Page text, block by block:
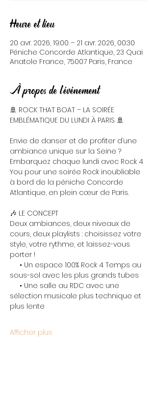
Heure et lieu
20 avr. 2026, 19:00 – 21 avr. 2026, 00:30
Péniche Concorde Atlantique, 23 Quai
Anatole France, 75007 Paris, France
À propos de l'événement
🚢 ROCK THAT BOAT – LA SOIRÉE
EMBLÉMATIQUE DU LUNDI À PARIS 🚢
Envie de danser et de profiter d’une
ambiance unique sur la Seine ?
Embarquez chaque lundi avec Rock 4
You pour une soirée Rock inoubliable
à bord de la péniche Concorde
Atlantique, en plein cœur de Paris.
🎶 LE CONCEPT
Deux ambiances, deux niveaux de
cours, deux playlists : choisissez votre
style, votre rythme, et laissez-vous
porter !
• Un espace 100% Rock 4 Temps au
sous-sol avec les plus grands tubes
• Une salle au RDC avec une
sélection musicale plus technique et
plus lente
Afficher plus